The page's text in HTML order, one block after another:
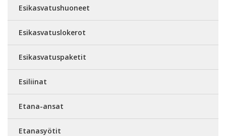
Esikasvatushuoneet
Esikasvatuslokerot
Esikasvatuspaketit
Esiliinat
Etana-ansat
Etanasyötit